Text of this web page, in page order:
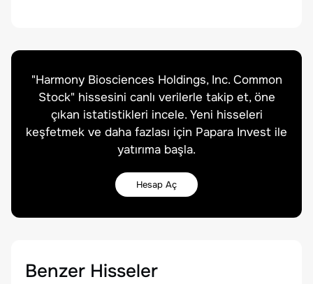
"Harmony Biosciences Holdings, Inc. Common
Stock" hissesini canlı verilerle takip et, öne
çıkan istatistikleri incele. Yeni hisseleri
keşfetmek ve daha fazlası için Papara Invest ile
yatırıma başla.
Hesap Aç
Benzer Hisseler